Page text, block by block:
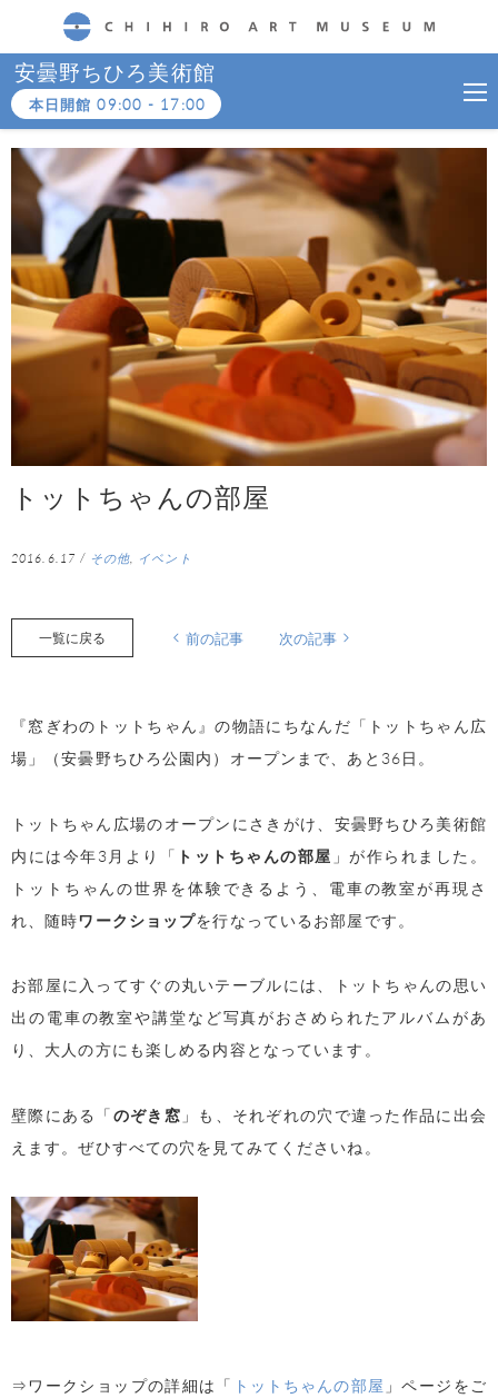
CHIHIRO ART MUSEUM
安曇野ちひろ美術館
本日開館09:00 - 17:00
トットちゃんの部屋
2016.6.17 / その他 イベント
一覧に戻る 前の記事 次の記事
『窓ぎわのトットちゃん』の物語にちなんだ「トットちゃん広
場」（安曇野ちひろ公園内）オープンまで、あと36日。
トットちゃん広場のオープンにさきがけ、安曇野ちひろ美術館
内には今年3月より「 トットちゃんの部屋 」が作られました。
トットちゃんの世界を体験できるよう、電車の教室が再現さ
れ、随時ワークショップを行なっているお部屋です。
お部屋に入ってすぐの丸いテーブルには、トットちゃんの思い
出の電車の教室や講堂など写真がおさめられたアルバムがあ
り、大人の方にも楽しめる内容となっています。
壁際にある「のぞき窓 」も、それぞれの穴で違った作品に出会
えます。ぜひすべての穴を見てみてくださいね。
⇒ワークショップの詳細は「 トットちゃんの部屋 」ページをご